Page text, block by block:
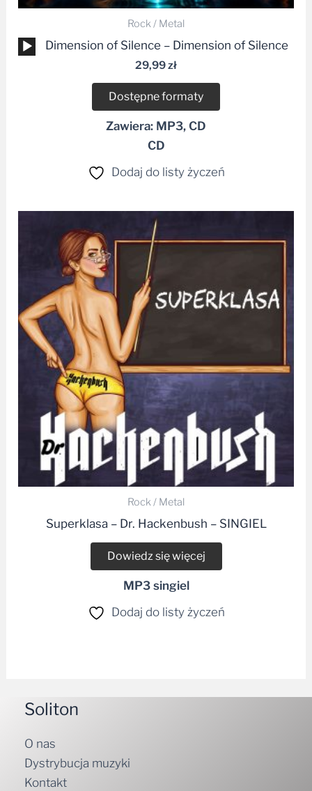
Rock / Metal
Odtwarzacz
plików
Dimension of Silence – Dimension of Silence
29,99zł
Dostępne formaty
Zawiera: MP3, CD
CD
Dodaj do listy życzeń
Rock / Metal
Superklasa – Dr. Hackenbush – SINGIEL
Dowiedz się więcej
MP3 singiel
Dodaj do listy życzeń
Soliton
O nas
Dystrybucja muzyki
Kontakt